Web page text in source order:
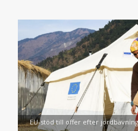
EU-stöd till offer efter